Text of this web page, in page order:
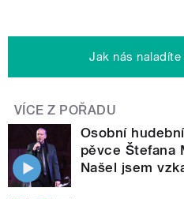
Jak nás naladíte
VÍCE Z POŘADU
Osobní
pěvce Štefana
Našel jsem